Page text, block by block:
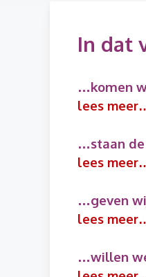
In dat
…komen
lees
…staan de
lees
…geven
lees
…willen